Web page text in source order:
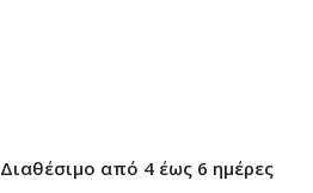
Διαθέσιμο από 4 έως 6 ημέρες